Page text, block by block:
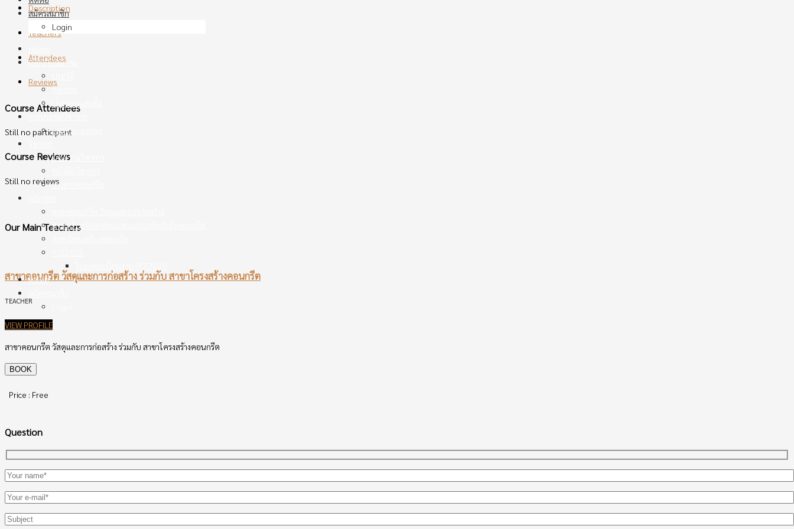
สมัครสมาชิก
Login
เกี่ยวกับสมาคม
กิจกรรม
ประกาศแต่งตั้ง
call-for-paper
บทความวิชาการ
วารสารคอนกรีต
สาขาบำรุงรักษาซ่อมแซมและเสริมกำลังคอนกรีต
ติดต่อ
Description
Teachers
Attendees
Reviews
Course Attendees
Still no participant
Course Reviews
Still no reviews
Our Main Teachers
สาขาคอนกรีต วัสดุและการก่อสร้าง ร่วมกับ สาขาโครงสร้างคอนกรีต
TEACHER
VIEW PROFILE
สาขาคอนกรีต วัสดุและการก่อสร้าง ร่วมกับ สาขาโครงสร้างคอนกรีต
Price : Free
Question